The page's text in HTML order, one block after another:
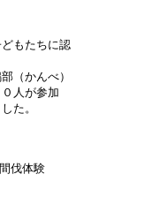
もたちに認
（かんべ）
人が参加
た。
伐体験